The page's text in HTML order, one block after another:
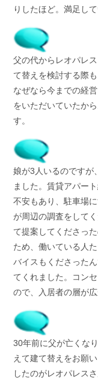
りしたほど。満足して
父の代からレオパレ
て替えを検討する際
なぜなら今までの経
をいただいていたか
す。
娘が3人いるのですが
ました。賃貸アパー
不安もあり、駐車場
が周辺の調査をして
て提案してくださっ
ため、働いている人
バイスもくださった
てくれました。コン
ので、入居者の層が広
30年前に父が亡くな
えて建て替えをお願
したのがレオパレス